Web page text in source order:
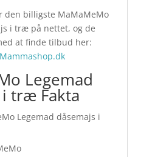
den billigste MaMaMeMo
i træ på nettet, og de
at finde tilbud her:
Legemad
træ Fakta
Legemad dåsemajs i